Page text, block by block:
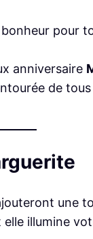
pour
anniversaire
de
une
illumine